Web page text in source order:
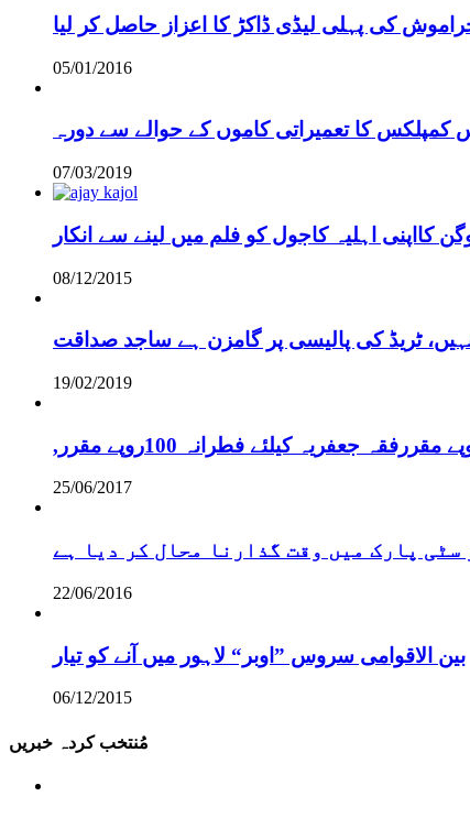
کی پہلی لیڈی ڈاکڑ کا اعزاز حاصل کر لیا
05/01/2016
کمپلکس کا تعمیراتی کاموں کے حوالے سے دورہ
07/03/2019
کااپنی اہلیہ کاجول کو فلم میں لینے سے انکار
08/12/2015
نہیں، ٹریڈ کی پالیسی پر گامزن ہے ساجد صداقت
19/02/2019
25/06/2017
پارک میں وقت گذارنا محال کر دیا ہے
22/06/2016
بین الاقوامی سروس ”اوبر“ لاہور میں آنے کو تیار
06/12/2015
مُنتخب کردہ خبریں